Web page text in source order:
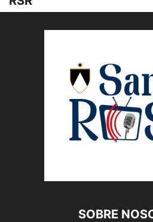
SOBRE